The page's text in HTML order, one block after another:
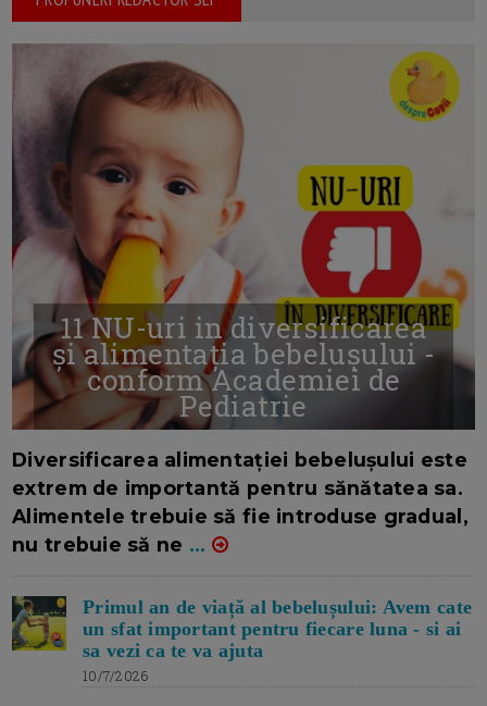
11 NU-uri in diversificarea
și alimentația bebelușului -
conform Academiei de
Pediatrie
Diversificarea alimentației bebelușului este
extrem de importantă pentru sănătatea sa.
Alimentele trebuie să fie introduse gradual,
nu trebuie să ne ...
Primul an de viață al bebelușului: Avem cate
un sfat important pentru fiecare luna - si ai
sa vezi ca te va ajuta
10/7/2026